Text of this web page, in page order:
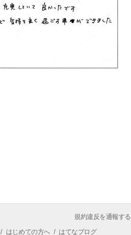
規約違反を通報する
/ はじめての方へ/ はてなブログ